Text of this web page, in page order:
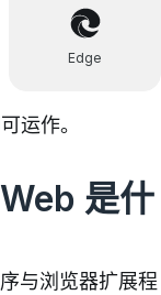
Edge
运作。
是什
与浏览器扩展程